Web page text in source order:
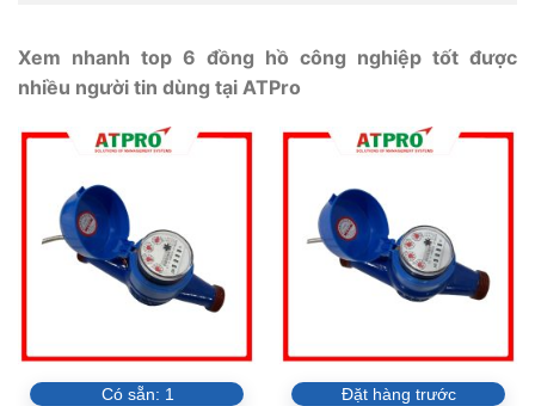
Xem nhanh top 6 đồng hồ công nghiệp tốt được
nhiều người tin dùng tại ATPro
Có sẵn: 1 Đặt hàng trước